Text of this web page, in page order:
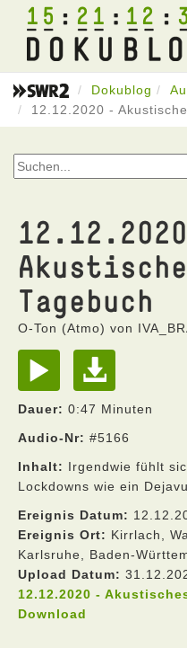
15 21 12
Dokublog
12.12.2020 -
Tagebuch
O-Ton (Atmo) von
Dauer: 0:47 Minuten
Audio-Nr: #5166
Inhalt: Irgendwie fühlt
Lockdowns wie ein Dejavu
Ereignis Datum:
Ereignis Ort: Kirrlach,
Karlsruhe, Baden-
Upload Datum:
12.12.2020 -
Download